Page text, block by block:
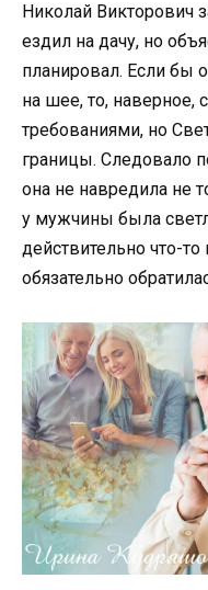
Николай Викторович
ездил на дачу, но
планировал. Если бы
на шее, то, наверное,
требованиями, но
границы. Следовало
она не навредила не
у мужчины была
действительно что-
обязательно